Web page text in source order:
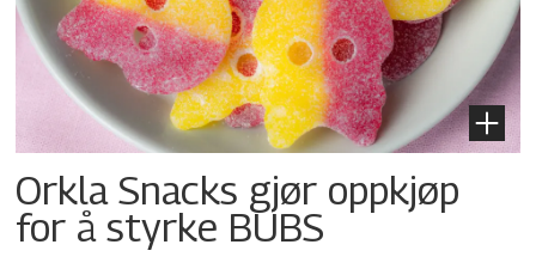
Orkla Snacks gjør oppkjøp
for å styrke BUBS